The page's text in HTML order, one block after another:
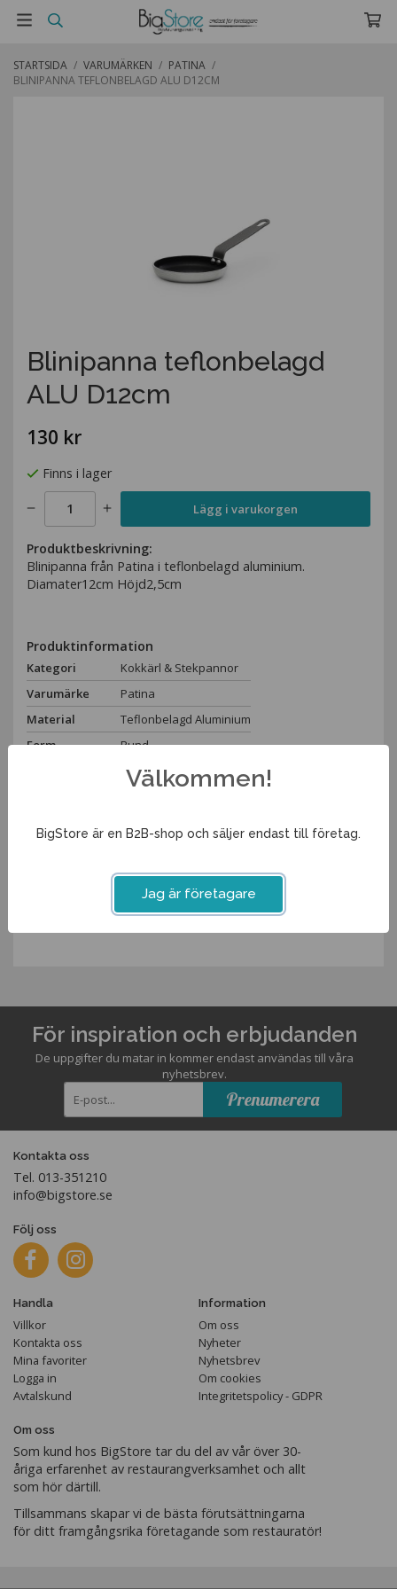
STARTSIDA / VARUMÄRKEN / PATINA /
BLINIPANNA TEFLONBELAGD ALU D12CM
Blinipanna teflonbelagd
ALU D12cm
130 kr
Finns i lager
Lägg i varukorgen
Produktbeskrivning:
Blinipanna från Patina i teflonbelagd aluminium.
Diamater12cm Höjd2,5cm
Produktinformation
Kategori
Kokkärl & Stekpannor
Varumärke
Patina
Material
Teflonbelagd Aluminium
Form
Rund
2,5cm
Artikelnummer:
För inspiration och erbjudanden
De uppgifter du matar in kommer endast användas till våra
nyhetsbrev.
Prenumerera
Kontakta oss
Tel. 013-351210
info@bigstore.se
Följ oss
Handla
Villkor
Kontakta oss
Mina favoriter
Logga in
Avtalskund
Information
Om oss
Nyheter
Nyhetsbrev
Om cookies
Integritetspolicy - GDPR
Om oss
Som kund hos BigStore tar du del av vår över 30-
åriga erfarenhet av restaurangverksamhet och allt
som hör därtill.
Tillsammans skapar vi de bästa förutsättningarna
för ditt framgångsrika företagande som restauratör!
Välkommen!
BigStore är en B2B-shop och säljer endast till företag.
Jag är företagare